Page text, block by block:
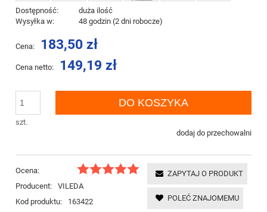
Dostępność:
duża ilość
Wysyłka w:
48 godzin (2 dni robocze)
Cena: 183,50 zł
Cena netto: 149,19 zł
szt.
DO KOSZYKA
dodaj do przechowalni
Ocena:
Producent:
VILEDA
Kod produktu:
163422
ZAPYTAJ O PRODUKT
POLEĆ ZNAJOMEMU